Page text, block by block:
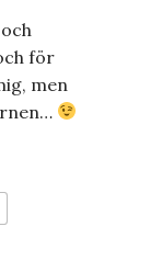
för
men